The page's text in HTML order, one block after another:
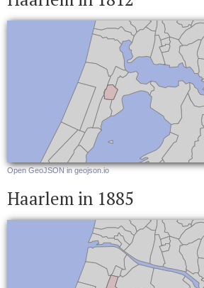
Open GeoJSON in geojson.io
Haarlem in 1885